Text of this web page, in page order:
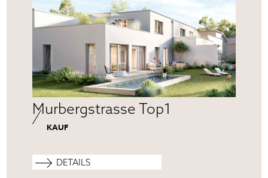
Murbergstrasse Top1
KAUF
DETAILS